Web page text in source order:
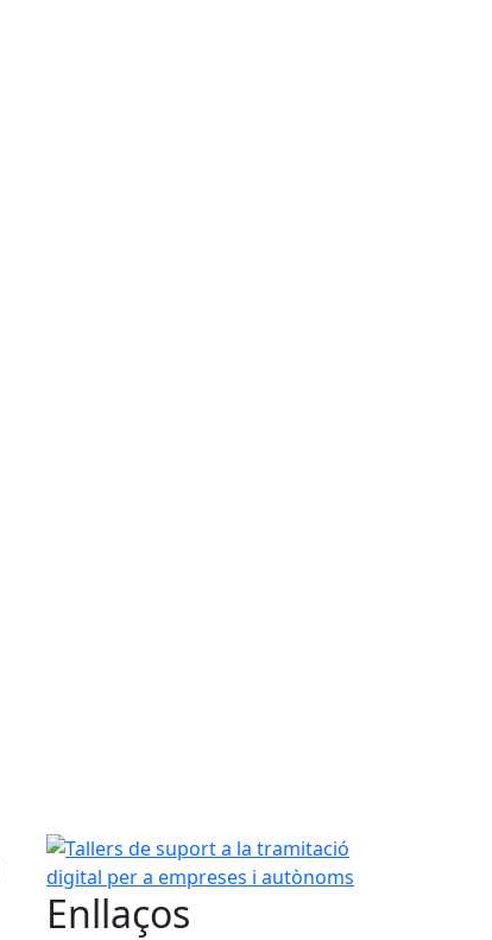
Tallers de suport a la tramitació digital per a
Enllaços